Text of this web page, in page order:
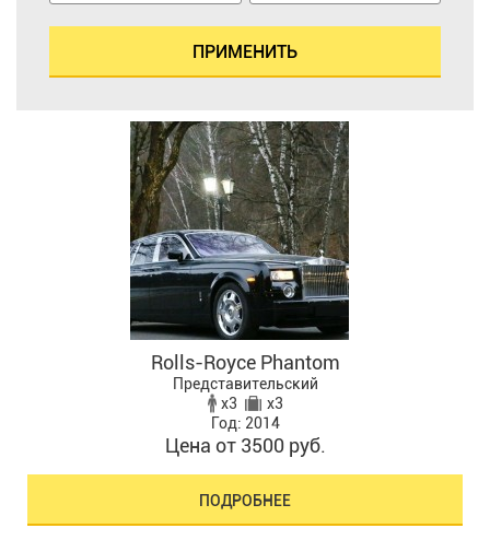
ПРИМЕНИТЬ
Rolls-Royce Phantom
Представительский
x3
x3
Год: 2014
Цена от 3500 руб.
ПОДРОБНЕЕ